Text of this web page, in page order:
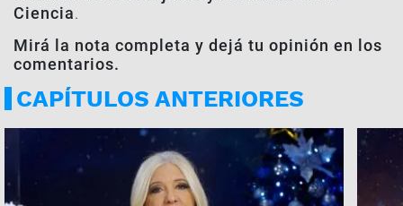
Ciencia.
Mirá la nota completa y dejá tu opinión en los
comentarios.
CAPÍTULOS ANTERIORES